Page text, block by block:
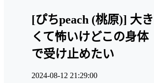
[ぴちpeach (桃原)] 大き
くて怖いけどこの身体
で受け止めたい
2024-08-12 21:29:00